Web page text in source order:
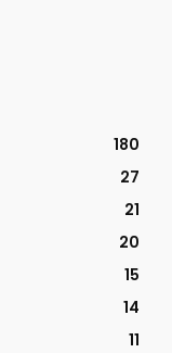
180
27
21
20
15
14
11